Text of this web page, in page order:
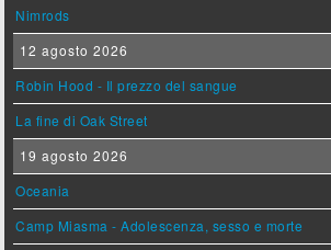
Nimrods
12 agosto 2026
Robin Hood - Il prezzo del sangue
La fine di Oak Street
19 agosto 2026
Oceania
Camp Miasma - Adolescenza, sesso e morte